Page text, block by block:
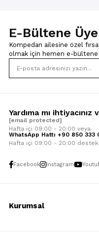
E-Bültene
Kompedan ailesine özel
olmak için hemen e-
Yardıma mı ihtiyacınız
[email protected]
Hafta içi 09:00 - 20:00 veya
WhatsApp Hattı +90 850 333
Hafta içi 09:00 - 20:00
Facebook Instagram
Kurumsal